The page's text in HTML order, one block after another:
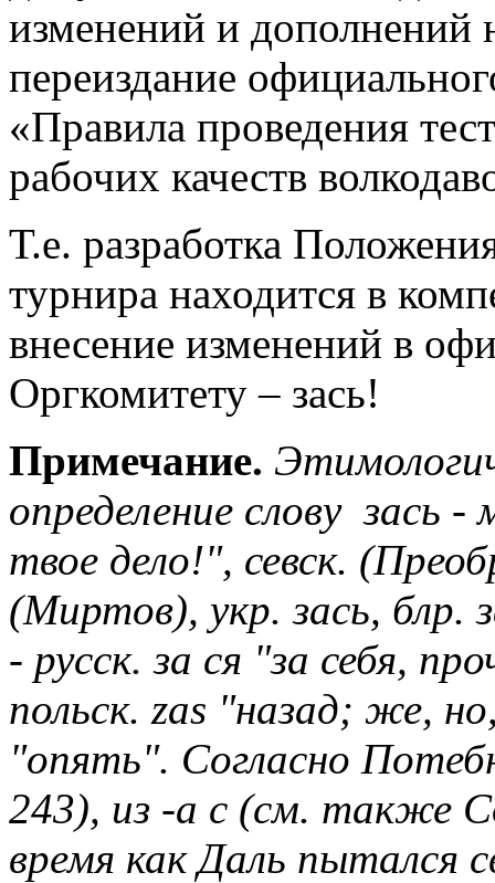
изменений и дополнений
переиздание
«Правила проведения
рабочих качеств
Т.е. разработка
турнира находится в
внесение изменений в
Оргкомитету – зась!
Примечание.
определение слову
твое дело!", севск.
(Миртов), укр. зась, блр.
- русск. за ся "за себя,
польск. zas "назад; же,
"опять". Согласно
243), из -а с (см. также
время как Даль пытался